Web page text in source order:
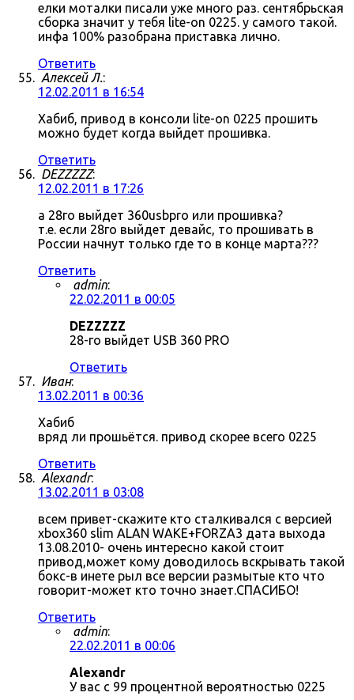
елки моталки писали уже много раз. сентябрьская
сборка значит у тебя lite-on 0225. у самого такой.
инфа 100% разобрана приставка лично.
Ответить
Алексей Л.:
12.02.2011 в 16:54
Хабиб, привод в консоли lite-on 0225 прошить
можно будет когда выйдет прошивка.
Ответить
DEZZZZZ:
12.02.2011 в 17:26
а 28го выйдет 360usbpro или прошивка?
т.е. если 28го выйдет девайс, то прошивать в
России начнут только где то в конце марта???
Ответить
admin:
22.02.2011 в 00:05
DEZZZZZ
28-го выйдет USB 360 PRO
Ответить
Иван:
13.02.2011 в 00:36
Хабиб
вряд ли прошьётся. привод скорее всего 0225
Ответить
Alexandr:
13.02.2011 в 03:08
всем привет-скажите кто сталкивался с версией
xbox360 slim ALAN WAKE+FORZA3 дата выхода
13.08.2010- очень интересно какой стоит
привод,может кому доводилось вскрывать такой
бокс-в инете рыл все версии размытые кто что
говорит-может кто точно знает.СПАСИБО!
Ответить
admin:
22.02.2011 в 00:06
Alexandr
У вас с 99 процентной вероятностью 0225